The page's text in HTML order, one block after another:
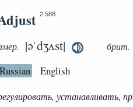
2 588
|əˈdʒʌst| брит.
Russian English
устанавливать,